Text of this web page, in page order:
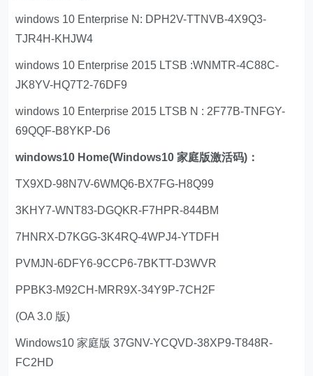
windows 10 Enterprise N: DPH2V-TTNVB-4X9Q3-
TJR4H-KHJW4
windows 10 Enterprise 2015 LTSB :WNMTR-4C88C-
JK8YV-HQ7T2-76DF9
windows 10 Enterprise 2015 LTSB N : 2F77B-TNFGY-
69QQF-B8YKP-D6
windows10 Home(Windows10 家庭版激活码)：
TX9XD-98N7V-6WMQ6-BX7FG-H8Q99
3KHY7-WNT83-DGQKR-F7HPR-844BM
7HNRX-D7KGG-3K4RQ-4WPJ4-YTDFH
PVMJN-6DFY6-9CCP6-7BKTT-D3WVR
PPBK3-M92CH-MRR9X-34Y9P-7CH2F
(OA 3.0 版)
Windows10 家庭版 37GNV-YCQVD-38XP9-T848R-
FC2HD